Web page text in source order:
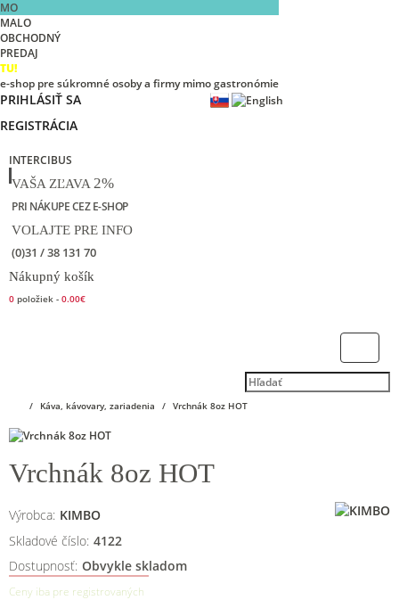
MO
MALO
OBCHODNÝ
PREDAJ
TU!
e-shop pre súkromné osoby a firmy mimo gastronómie
PRIHLÁSIŤ SA
REGISTRÁCIA
INTERCIBUS
VAŠA ZĽAVA 2%
PRI NÁKUPE CEZ E-SHOP
VOLAJTE PRE INFO
(0)31 / 38 131 70
Nákupný košík
0 položiek - 0.00€
Káva, kávovary, zariadenia Vrchnák 8oz HOT
Vrchnák 8oz HOT
Výrobca: KIMBO
Skladové číslo: 4122
Dostupnosť: Obvykle skladom
Ceny iba pre registrovaných